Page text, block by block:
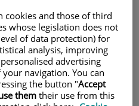
cookies and those of third
whose legislation does not
of data protection) for
analysis, improving
advertising
navigation. You can
the button "Accept
them their use from this